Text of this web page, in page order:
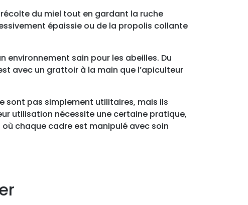
du miel tout en gardant la ruche
épaissie ou de la propolis collante
environnement sain pour les abeilles. Du
avec un grattoir à la main que l’apiculteur
sont pas simplement utilitaires, mais ils
utilisation nécessite une certaine pratique,
chaque cadre est manipulé avec soin